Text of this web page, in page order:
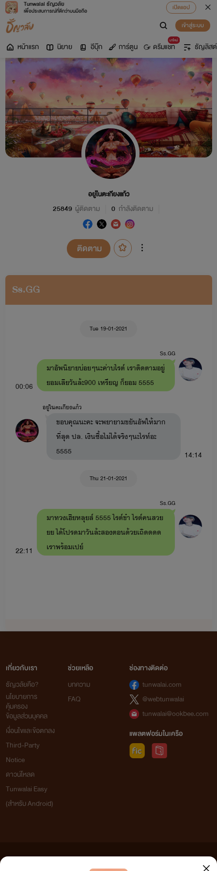
Tunwalai ธัญวลัย
เพื่อประสบการณ์ที่ดีกว่าบนมือถือ
เปิดแอป
เข้าสู่ระบบ
หน้าแรก นิยาย อีบุ๊ก การ์ตูน
มาใหม่
ดรีมแชท ธัญลิสต์
อยู่ในตะเกียงแก้ว
25849 ผู้ติดตาม 0 กำลังติดตาม
ติดตาม
Ss.GG
Tue 19-01-2021
Ss.GG
00:06
มาอัพนิยายบ่อยๆนะค่าบไรต์ เราติดตามอยู่
ยอมเสียวันล้ะ900 เหรียญ ก็ยอม 5555
อยู่ในตะเกียงแก้ว
14:14
ขอบคุณนะคะ จะพยายามขยันอัพให้มาก
ที่สุด ปล. เงินซื้อไม่ได้จริงๆนะไรท์อะ
5555
Thu 21-01-2021
Ss.GG
22:11
มาทวงเฮียหลุยส์ 5555 ไรต์ข๋า ไรต์คนสวย
ยย ได้โปรดมาวันล้ะสองตอนด้วยเถิดดดด
เราพร้อมเปย์
เกี่ยวกับเรา
ธัญวลัยคือ?
นโยบายการ
คุ้มครอง
ข้อมูลส่วนบุคคล
เงื่อนไขและข้อตกลง
Third-Party
Notice
ดาวน์โหลด
Tunwalai Easy
(สำหรับ Android)
ช่วยเหลือ
บทความ
FAQ
ช่องทางติดต่อ
tunwalai.com
@webtunwalai
tunwalai@ookbee.com
แพลตฟอร์มในเครือ